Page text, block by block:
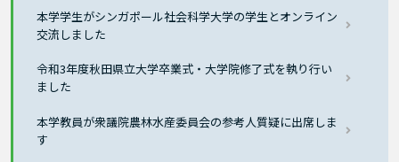
本学学生がシンガポール社会科学大学の学生とオンライン
交流しました
令和3年度秋田県立大学卒業式・大学院修了式を執り行い
ました
本学教員が衆議院農林水産委員会の参考人質疑に出席しま
す